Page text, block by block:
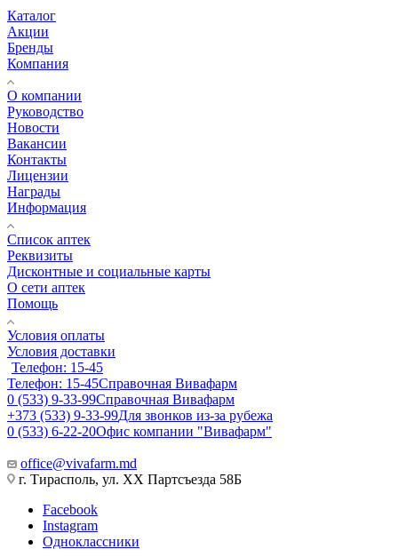
Каталог
Акции
Бренды
Компания
О компании
Руководство
Новости
Вакансии
Контакты
Лицензии
Награды
Информация
Список аптек
Реквизиты
Дисконтные и социальные карты
О сети аптек
Помощь
Условия оплаты
Условия доставки
Телефон: 15-45
Телефон: 15-45Справочная Вивафарм
0 (533) 9-33-99Справочная Вивафарм
+373 (533) 9-33-99Для звонков из-за рубежа
0 (533) 6-22-20Офис компании "Вивафарм"
office@vivafarm.md
г. Тирасполь, ул. ХХ Партсъезда 58Б
Facebook
Instagram
Одноклассники